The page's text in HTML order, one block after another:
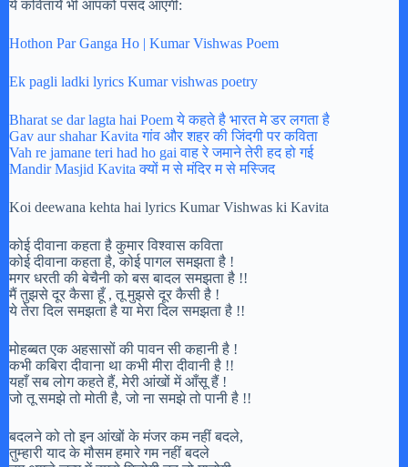
ये कवितायेँ भी आपको पसंद आएगी:
Hothon Par Ganga Ho | Kumar Vishwas Poem
Ek pagli ladki lyrics Kumar vishwas poetry
Bharat se dar lagta hai Poem ये कहते है भारत मे डर लगता है
Gav aur shahar Kavita गांव और शहर की जिंदगी पर कविता
Vah re jamane teri had ho gai वाह रे जमाने तेरी हद हो गई
Mandir Masjid Kavita क्यों म से मंदिर म से मस्जिद
Koi deewana kehta hai lyrics Kumar Vishwas ki Kavita
कोई दीवाना कहता है कुमार विश्वास कविता
कोई दीवाना कहता है, कोई पागल समझता है !
मगर धरती की बेचैनी को बस बादल समझता है !!
मैं तुझसे दूर कैसा हूँ , तू मुझसे दूर कैसी है !
ये तेरा दिल समझता है या मेरा दिल समझता है !!
मोहब्बत एक अहसासों की पावन सी कहानी है !
कभी कबिरा दीवाना था कभी मीरा दीवानी है !!
यहाँ सब लोग कहते हैं, मेरी आंखों में आँसू हैं !
जो तू समझे तो मोती है, जो ना समझे तो पानी है !!
बदलने को तो इन आंखों के मंजर कम नहीं बदले,
तुम्हारी याद के मौसम हमारे गम नहीं बदले